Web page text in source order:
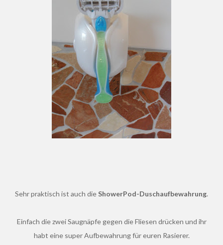
Sehr praktisch ist auch die ShowerPod-Duschaufbewahrung.
Einfach die zwei Saugnäpfe gegen die Fliesen drücken und ihr
habt eine super Aufbewahrung für euren Rasierer.